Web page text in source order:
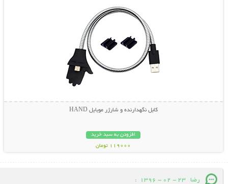
کابل نگهدارنده و شارژر موبایل HAND
افزودن به سبد خرید
119000 تومان
رضا 23 - 02 - 1396
: